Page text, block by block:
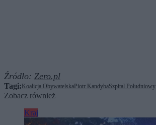
Źródło: Zero.pl
Tagi: Koalicja Obywatelska Piotr KandybaSzpital Południowy
Zobacz również
Kraj